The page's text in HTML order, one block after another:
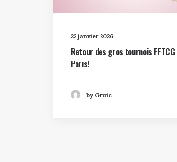
22 janvier 2026
Retour des gros tournois
Paris!
by Gruic